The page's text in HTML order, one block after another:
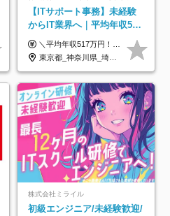
【ITサポート事務】未経験
からIT業界へ｜平均年収517
万円｜ホワイト企業認定｜
年休134日｜リモートOK
＼平均年収517万円！入社5年目まで毎年必ず昇給／ ■賞与年3回 ■年収800万円以上も可 ■入社3年以上の平均年収469.2万円 月給23万2000円以上＋賞与年3回＋各種手当 ☆入社5年目まで最大1万5000円の定期昇給を確約 ┃各種手当充実 ・規定の資格を取得すれば、2000円～5万円を毎月支給（2万4000円～60万円／年） ・研修中に取得した取得率95％の資格でも研修後の給料UP ※月給は年齢・経験・能力を考慮して、優遇いたします ※上記月給金額は固定残業代（20時間/3万1300円円以上）を含み、超過分は別途支給いたします ※試用期間（6ヶ月）は月給に変動はありますが、その他待遇に差異はありません ├入社後1ヶ月～3ヶ月間は、月給20万1900円となります └上記金額は固定残業代（10時間／1万6000円）を含み、超過分は別途支給いたします
東京都_神奈川県_埼玉県_千葉県_大阪府_愛知県_北海道_青森県_岩手県_宮城県_秋田県_山形県_福島県_茨城県_栃木県_群馬県_新潟県_山梨県_長野県_富山県_石川県_福井県_静岡県_岐阜県_三重県_兵庫県_京都府_滋賀県_奈良県_和歌山県_広島県_岡山県_鳥取県_島根県_山口県_徳島県_香川県_愛媛県_高知県_福岡県_熊本県_佐賀県_長崎県_大分県_宮崎県_鹿児島県_沖縄県
株式会社ミライル
初級エンジニア/未経験歓迎/